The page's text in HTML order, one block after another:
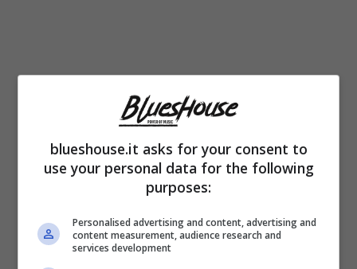
Persino il frontman Zanotti, solitamente
blueshouse.it asks for your consent to
use your personal data for the following
purposes:
Personalised advertising and content, advertising and
content measurement, audience research and
services development